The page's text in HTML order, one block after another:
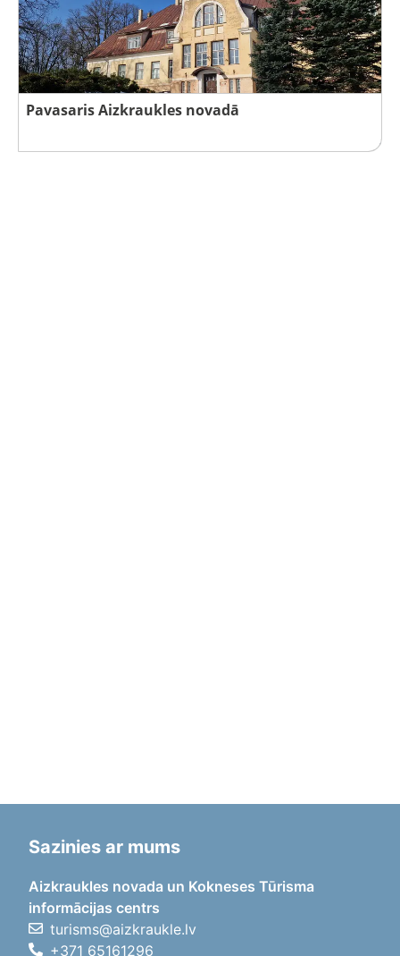
Pavasaris Aizkraukles novadā
Sazinies ar mums
Aizkraukles novada un Kokneses Tūrisma
informācijas centrs
turisms@aizkraukle.lv
+371 65161296